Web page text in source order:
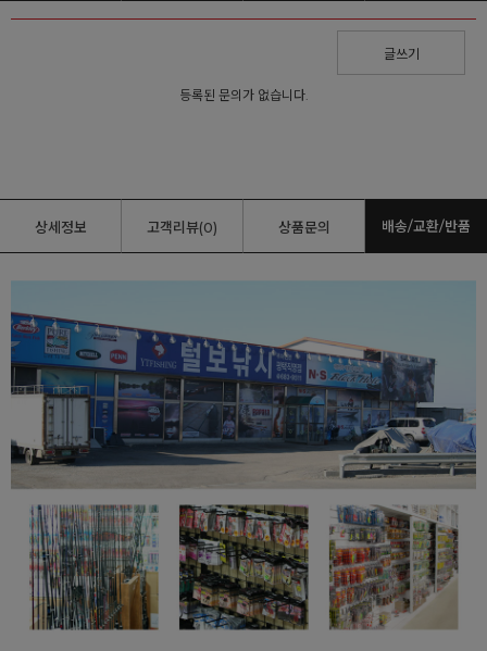
글쓰기
등록된 문의가 없습니다.
상세정보 고객리뷰(0) 상품문의 배송/교환/반품